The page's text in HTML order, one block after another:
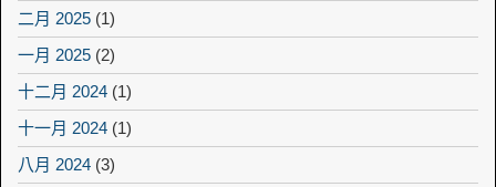
二月 2025 (1)
一月 2025 (2)
十二月 2024 (1)
十一月 2024 (1)
八月 2024 (3)